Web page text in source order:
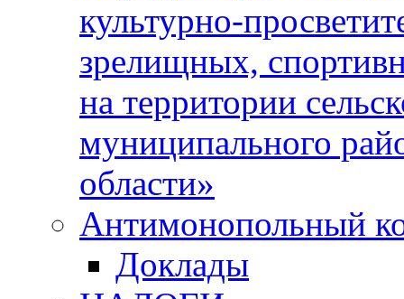
культурно-
зрелищных,
на территории
муниципального
области»
Антимонопольный
Доклады